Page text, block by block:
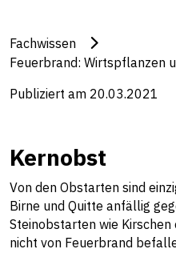
Fachwissen
Feuerbrand: Wirtspflanzen
Publiziert am 20.03.2021
Kernobst
Von den Obstarten sind
Birne und Quitte anfällig
Steinobstarten wie
nicht von Feuerbrand